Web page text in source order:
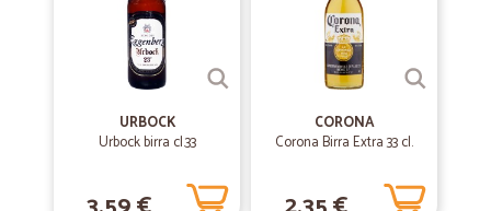
Prodotti arrivati in ottime condizioni,consegna puntualissima e anche
qualche omaggio graditissimo
—Ilaria T.
Eccezionale
URBOCK
Urbock birra cl.33
CORONA
Corona Birra Extra 33 cl.